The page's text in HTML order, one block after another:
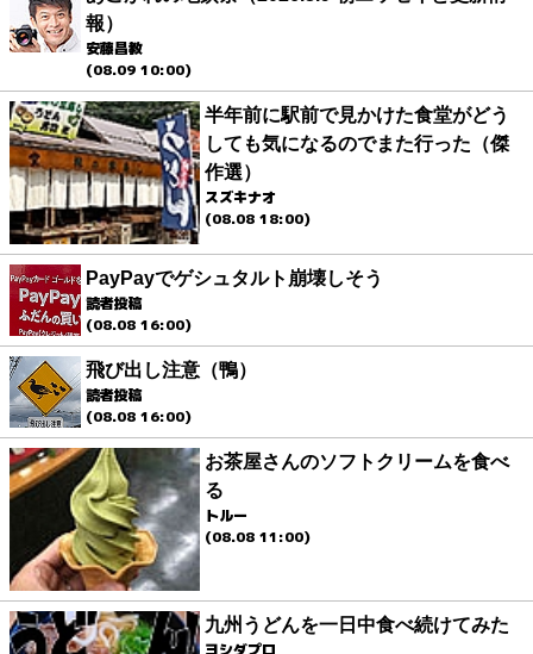
報）
安藤昌教
(08.09 10:00)
半年前に駅前で見かけた食堂がどう
しても気になるのでまた行った（傑
作選）
スズキナオ
(08.08 18:00)
PayPayでゲシュタルト崩壊しそう
読者投稿
(08.08 16:00)
飛び出し注意（鴨）
読者投稿
(08.08 16:00)
お茶屋さんのソフトクリームを食べ
る
トルー
(08.08 11:00)
九州うどんを一日中食べ続けてみた
ヨシダプロ